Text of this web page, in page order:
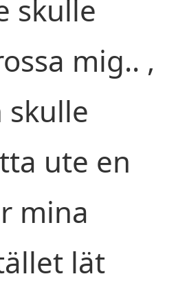
skulle
mig.. ,
skulle
ute en
mina
lät